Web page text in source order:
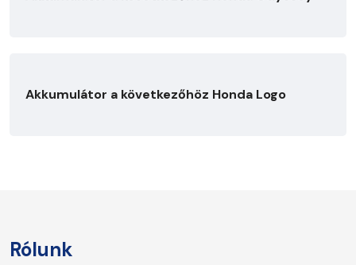
Akkumulátor a következőhöz Honda Logo
Rólunk